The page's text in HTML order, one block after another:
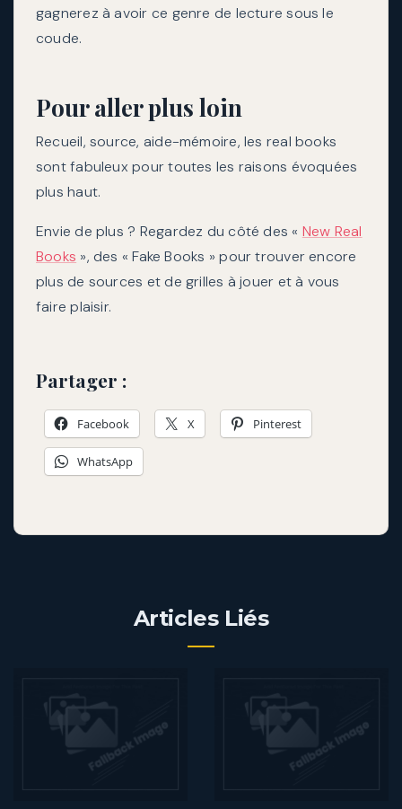
gagnerez à avoir ce genre de lecture sous le
coude.
Pour aller plus loin
Recueil, source, aide-mémoire, les real books
sont fabuleux pour toutes les raisons évoquées
plus haut.
Envie de plus ? Regardez du côté des « New Real
Books », des « Fake Books » pour trouver encore
plus de sources et de grilles à jouer et à vous
faire plaisir.
Partager :
Facebook X Pinterest
WhatsApp
Articles Liés